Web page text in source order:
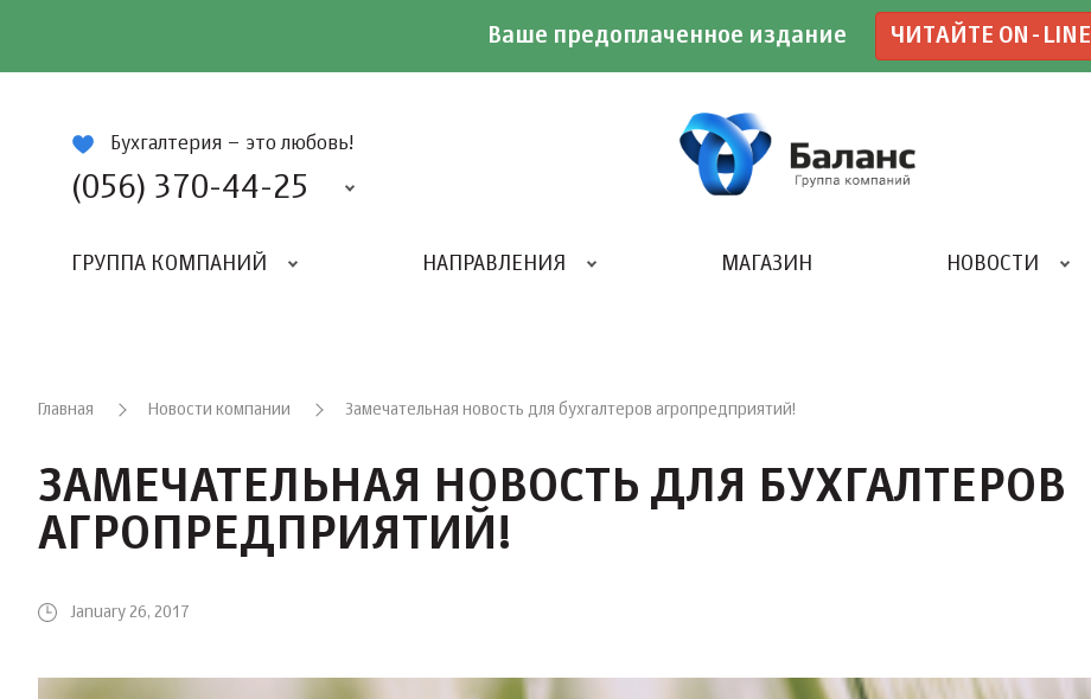
Ваше предоплаченное издание ЧИТАЙТЕ ON-LINE
Бухгалтерия – это любовь!
(056) 370-44-25
ГРУППА КОМПАНИЙ НАПРАВЛЕНИЯ МАГАЗИН НОВОСТИ
Главная Новости компании Замечательная новость для бухгалтеров агропредприятий!
ЗАМЕЧАТЕЛЬНАЯ НОВОСТЬ ДЛЯ БУХГАЛТЕРОВ
АГРОПРЕДПРИЯТИЙ!
January 26, 2017